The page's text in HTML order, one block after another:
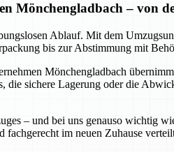
Mönchengladbach – von
Ablauf. Mit dem
bis zur Abstimmung mit
Mönchengladbach
die sichere Lagerung oder die
– und bei uns genauso wichtig
im neuen Zuhause